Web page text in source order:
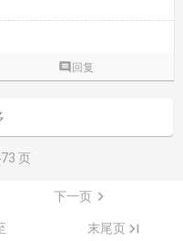
 回复
页
下一页
末尾页